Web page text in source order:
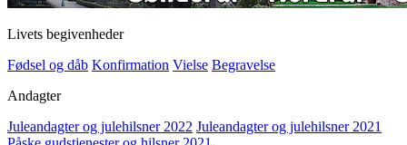
Livets begivenheder
Fødsel og dåb Konfirmation Vielse Begravelse
Andagter
Juleandagter og julehilsner 2022 Juleandagter og julehilsner 2021